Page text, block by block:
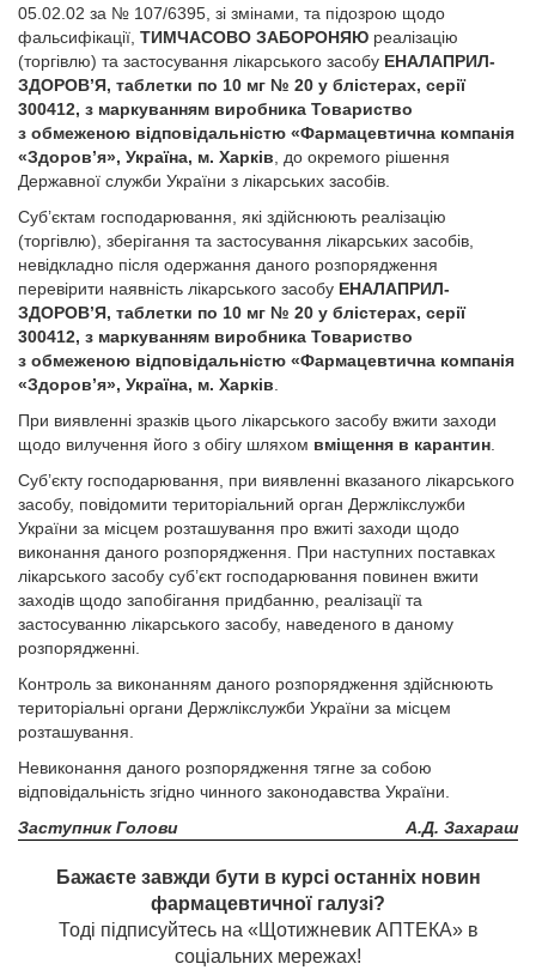
05.02.02 за № 107/6395, зі змінами, та підозрою щодо
фальсифікації, ТИМЧАСОВО ЗАБОРОНЯЮ реалізацію
(торгівлю) та застосування лікарського засобу ЕНАЛАПРИЛ-
ЗДОРОВ’Я, таблетки по 10 мг № 20 у блістерах, серії
300412, з маркуванням виробника Товариство
з обмеженою відповідальністю «Фармацевтична компанія
«Здоров’я», Україна, м. Харків , до окремого рішення
Державної служби України з лікарських засобів.
Суб’єктам господарювання, які здійснюють реалізацію
(торгівлю), зберігання та застосування лікарських засобів,
невідкладно після одержання даного розпорядження
перевірити наявність лікарського засобу ЕНАЛАПРИЛ-
ЗДОРОВ’Я, таблетки по 10 мг № 20 у блістерах, серії
300412, з маркуванням виробника Товариство
з обмеженою відповідальністю «Фармацевтична компанія
«Здоров’я», Україна, м. Харків
При виявленні зразків цього лікарського засобу вжити заходи
щодо вилучення його з обігу шляхом вміщення в карантин
Суб’єкту господарювання, при виявленні вказаного лікарського
засобу, повідомити територіальний орган Держлікслужби
України за місцем розташування про вжиті заходи щодо
виконання даного розпорядження. При наступних поставках
лікарського засобу суб’єкт господарювання повинен вжити
заходів щодо запобігання придбанню, реалізації та
застосуванню лікарського засобу, наведеного в даному
розпорядженні.
Контроль за виконанням даного розпорядження здійснюють
територіальні органи Держлікслужби України за місцем
розташування.
Невиконання даного розпорядження тягне за собою
відповідальність згідно чинного законодавства України.
Заступник Голови
А.Д. Захараш
Бажаєте завжди бути в курсі останніх новин
фармацевтичної галузі?
Тоді підписуйтесь на «Щотижневик АПТЕКА» в
соціальних мережах!